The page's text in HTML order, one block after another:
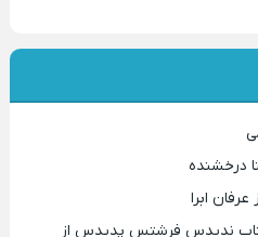
درخشنده
ابرا
ندیدس فرشتس پدیدس از